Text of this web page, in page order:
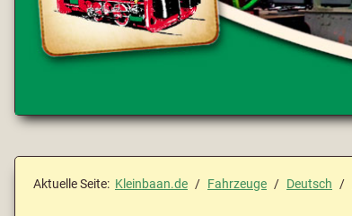
Aktuelle Seite: Kleinbaan.de Fahrzeuge Deutsch